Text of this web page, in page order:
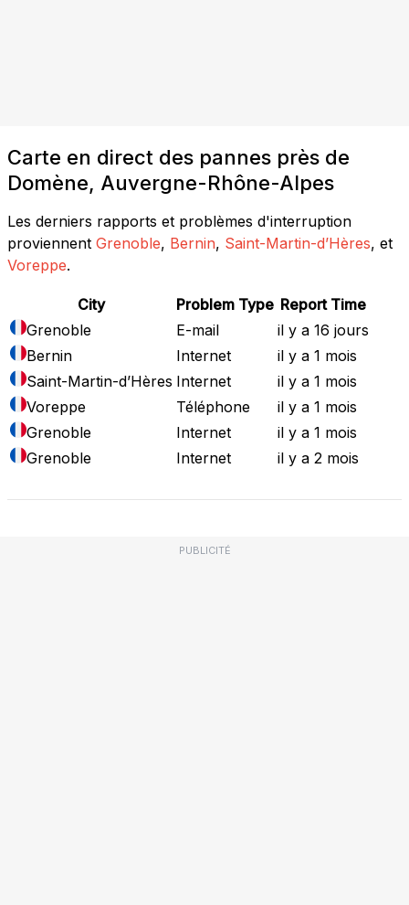
Carte en direct des pannes près de
Domène, Auvergne-Rhône-Alpes
Les derniers rapports et problèmes d'interruption
proviennent Grenoble, Bernin, Saint-Martin-d’Hères, et
Voreppe.
City Problem Type Report Time
Grenoble
E-mail
il y a 16 jours
Bernin
Internet
il y a 1 mois
Saint-Martin-d’Hères Internet
il y a 1 mois
Voreppe
Téléphone
il y a 1 mois
Grenoble
Internet
il y a 1 mois
Grenoble
Internet il y a 2 mois
PUBLICITÉ